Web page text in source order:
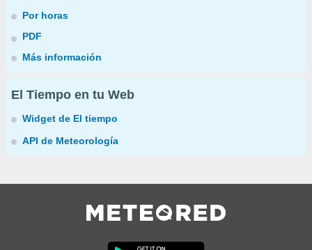
Por horas
PDF
Más información
El Tiempo en tu Web
Widget de El tiempo
API de Meteorología